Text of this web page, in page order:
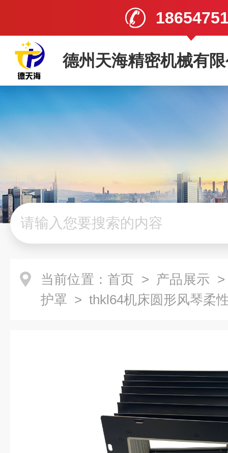
德州天海精密机械有
当前位置： 首页 > 产品展示
护罩 > thkl64机床圆形风琴柔